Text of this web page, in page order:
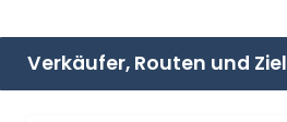
Verkäufer, Routen und